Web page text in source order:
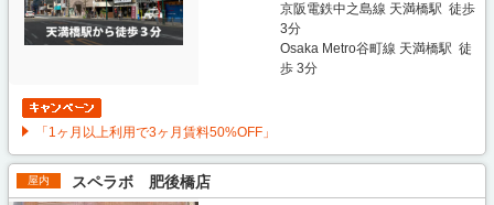
京阪電鉄中之島線 天満橋駅 徒歩
3分
Osaka Metro谷町線 天満橋駅 徒
歩 3分
「1ヶ月以上利用で3ヶ月賃料50%OFF」
屋内 スペラボ 肥後橋店